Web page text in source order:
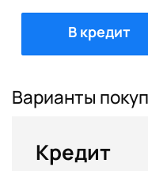
В кредит
Варианты
Кредит